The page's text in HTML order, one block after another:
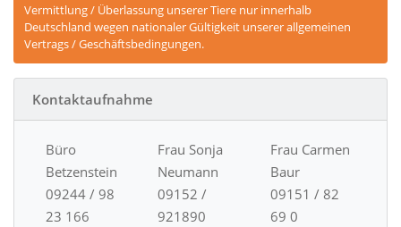
Vermittlung / Überlassung unserer Tiere nur innerhalb
Deutschland wegen nationaler Gültigkeit unserer allgemeinen
Vertrags / Geschäftsbedingungen.
Kontaktaufnahme
Büro
Betzenstein
09244 / 98
23 166
Frau Sonja
Neumann
09152 /
921890
Frau Carmen
Baur
09151 / 82
69 0